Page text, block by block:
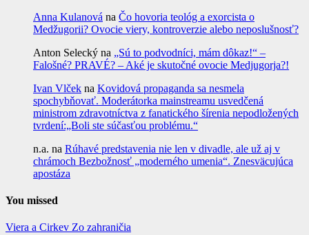
Anna Kulanová na Čo hovoria teológ a exorcista o
Medžugorii? Ovocie viery, kontroverzie alebo neposlušnosť?
Anton Selecký na „Sú to podvodníci, mám dôkaz!“ –
Falošné? PRAVÉ? – Aké je skutočné ovocie Medjugorja?!
Ivan Vlček na Kovidová propaganda sa nesmela
spochybňovať. Moderátorka mainstreamu usvedčená
ministrom zdravotníctva z fanatického šírenia nepodložených
tvrdení:„Boli ste súčasťou problému.“
n.a. na Rúhavé predstavenia nie len v divadle, ale už aj v
chrámoch Bezbožnosť „moderného umenia“. Znesväcujúca
apostáza
You missed
Viera a Cirkev Zo zahraničia